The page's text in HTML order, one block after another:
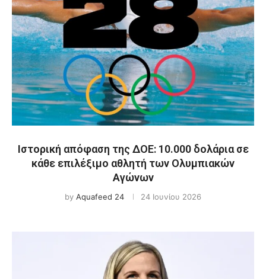
Ιστορική απόφαση της ΔΟΕ: 10.000 δολάρια σε
κάθε επιλέξιμο αθλητή των Ολυμπιακών
Αγώνων
by Aquafeed 24 24 Ιουνίου 2026